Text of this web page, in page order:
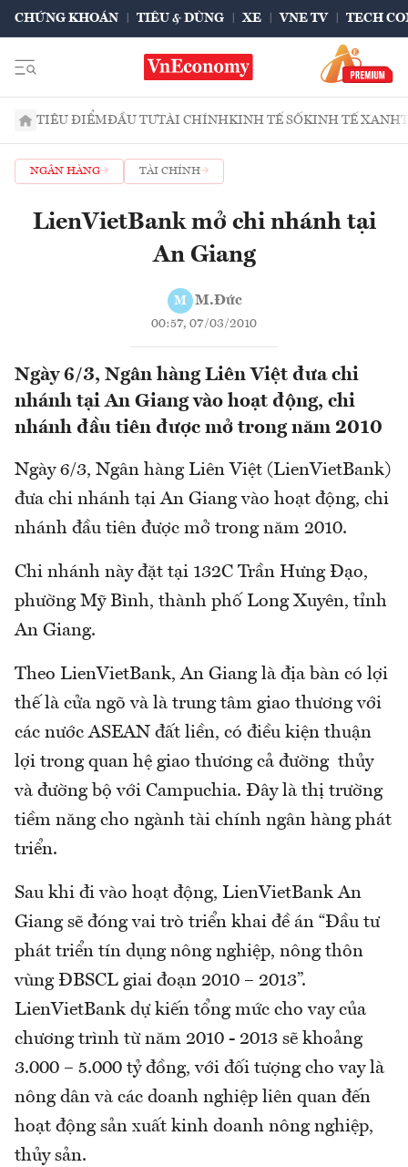
CHỨNG KHOÁN TIÊU & DÙNG XE VNE TV TECH
TIÊU ĐIỂMĐẦU TƯTÀI CHÍNHKINH TẾ SỐKINH TẾ XANH
NGÂN HÀNG TÀI CHÍNH
LienVietBank mở chi nhánh tại
An Giang
M M.Đức
00:57, 07/03/2010
Ngày 6/3, Ngân hàng Liên Việt đưa chi
nhánh tại An Giang vào hoạt động, chi
nhánh đầu tiên được mở trong năm 2010
Ngày 6/3, Ngân hàng Liên Việt (LienVietBank)
đưa chi nhánh tại An Giang vào hoạt động, chi
nhánh đầu tiên được mở trong năm 2010.
Chi nhánh này đặt tại 132C Trần Hưng Đạo,
phường Mỹ Bình, thành phố Long Xuyên, tỉnh
An Giang.
Theo LienVietBank, An Giang là địa bàn có lợi
thế là cửa ngõ và là trung tâm giao thương với
các nước ASEAN đất liền, có điều kiện thuận
lợi trong quan hệ giao thương cả đường thủy
và đường bộ với Campuchia. Đây là thị trường
tiềm năng cho ngành tài chính ngân hàng phát
triển.
Sau khi đi vào hoạt động, LienVietBank An
Giang sẽ đóng vai trò triển khai đề án “Đầu tư
phát triển tín dụng nông nghiệp, nông thôn
vùng ĐBSCL giai đoạn 2010 – 2013”.
LienVietBank dự kiến tổng mức cho vay của
chương trình từ năm 2010 - 2013 sẽ khoảng
3.000 – 5.000 tỷ đồng, với đối tượng cho vay là
nông dân và các doanh nghiệp liên quan đến
hoạt động sản xuất kinh doanh nông nghiệp,
thủy sản.